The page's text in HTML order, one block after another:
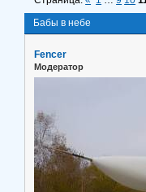
Бабы в небе
Fencer
Модератор